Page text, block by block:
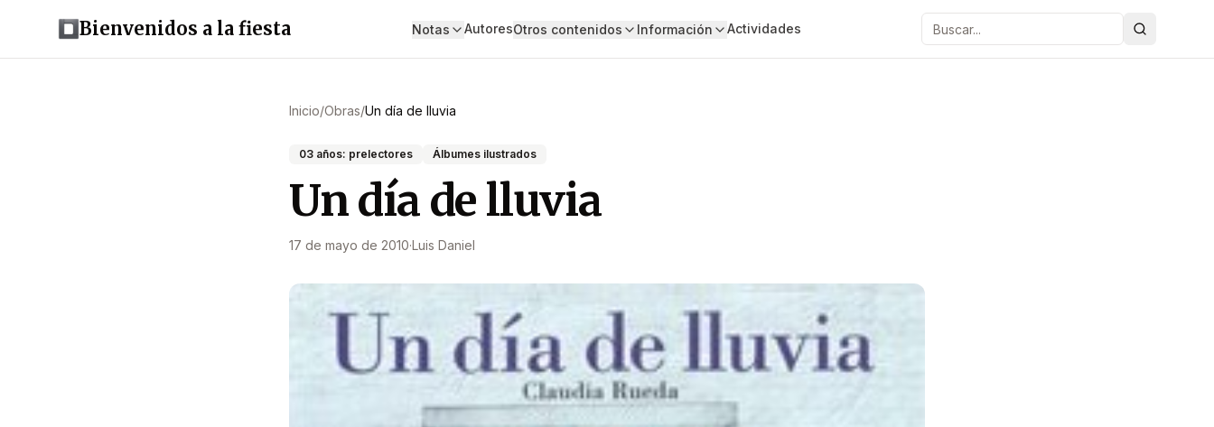
Bienvenidos a la fiesta Notas AutoresOtros contenidos Información Actividades Buscar
Inicio/Obras/Un día de lluvia
03 años: prelectores Álbumes ilustrados
Un día de lluvia
17 de mayo de 2010·Luis Daniel